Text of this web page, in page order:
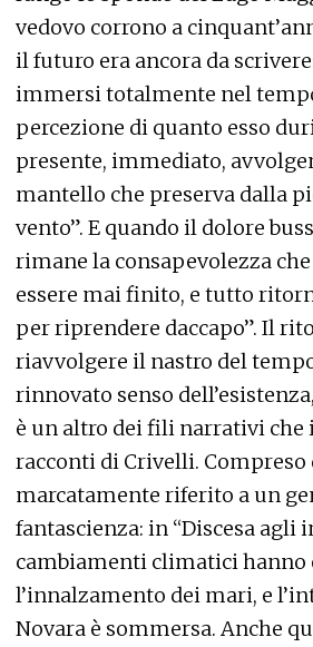
vedovo corrono a
il futuro era ancora da
immersi totalmente nel
percezione di quanto esso
presente, immediato,
mantello che preserva dalla
vento”. E quando il dolore
rimane la consapevolezza
essere mai finito, e tutto
per riprendere daccapo”. Il
riavvolgere il nastro del
rinnovato senso
è un altro dei fili narrativi che
racconti di Crivelli.
marcatamente riferito a un
fantascienza: in “Discesa agli
cambiamenti climatici hanno
l’innalzamento dei mari, e
Novara è sommersa. Anche